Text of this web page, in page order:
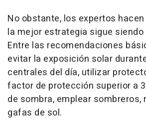
No obstante, los expertos
la mejor estrategia sigue siendo
Entre las recomendaciones
evitar la exposición solar
centrales del día, utilizar
factor de protección superior a
de sombra, emplear sombreros,
gafas de sol.